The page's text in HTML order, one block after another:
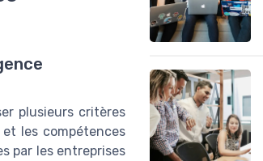
plusieurs critères
les compétences
par les entreprises